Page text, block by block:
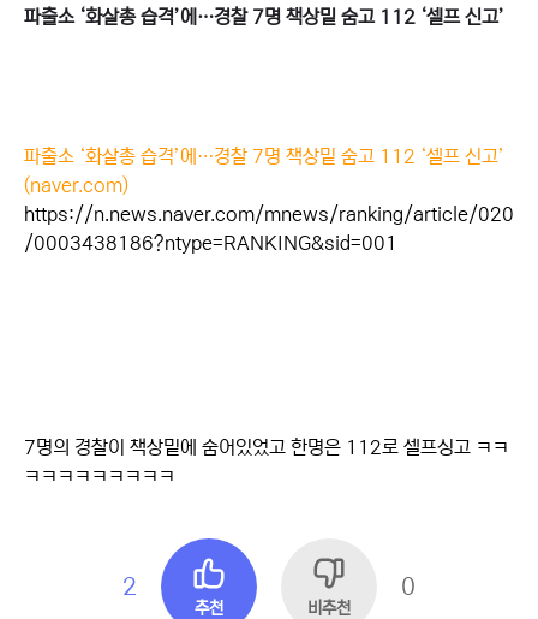
파출소 ‘화살총 습격’에…경찰 7명 책상밑 숨고 112 ‘셀프 신고’
파출소 ‘화살총 습격’에…경찰 7명 책상밑 숨고 112 ‘셀프 신고’
(naver.com)
https://n.news.naver.com/mnews/ranking/article/020
/0003438186?ntype=RANKING&sid=001
7명의 경찰이 책상밑에 숨어있었고 한명은 112로 셀프싱고 ㅋㅋ
ㅋㅋㅋㅋㅋㅋㅋㅋㅋ
2
추천 비추천
0